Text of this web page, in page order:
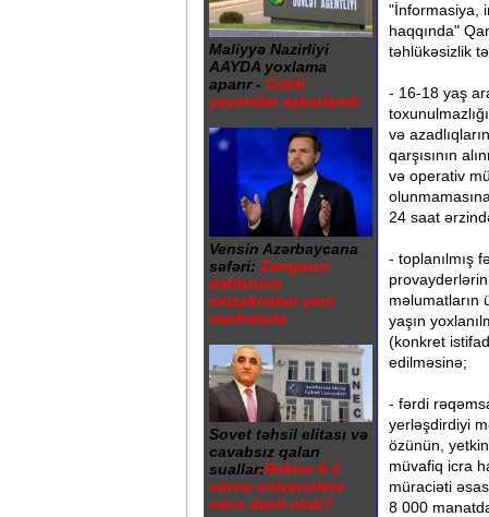
Maliyyə Nazirliyi
AAYDA yoxlama
aparır - Ciddi
yeyintilər aşkarlanıb
Vensin Azərbaycana
səfəri: Zəngəzur
dəhlizinin
müzakirələri yeni
mərhələdə
Sovet təhsil elitası və
cavabsız qalan
suallar:Rektor 6 il
sonra universitetə
necə daxil olub?
"İnformasiya,
haqqında"
təhlükəsizlik
- 16-18 yaş
və
qarşısının
və operativ
24 saat
- toplanılmış
məlumatların
yaşın
(konkret
edilməsinə;
- fərdi
yerləşdirdiyi
özünün,
müvafiq icra
müraciəti
8 000